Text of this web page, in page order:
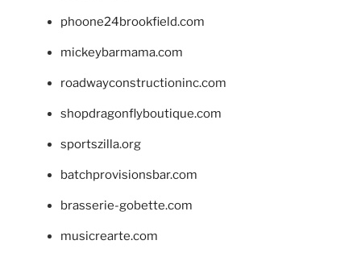
phoone24brookfield.com
mickeybarmama.com
roadwayconstructioninc.com
shopdragonflyboutique.com
sportszilla.org
batchprovisionsbar.com
brasserie-gobette.com
musicrearte.com